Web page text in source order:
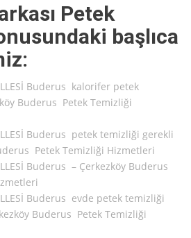
Petek
başlıca
Buderus kalorifer petek
Buderus Petek Temizliği
Buderus petek temizliği gerekli
Petek Temizliği Hizmetleri
Buderus – Çerkezköy Buderus
Buderus evde petek temizliği
Buderus Petek Temizliği